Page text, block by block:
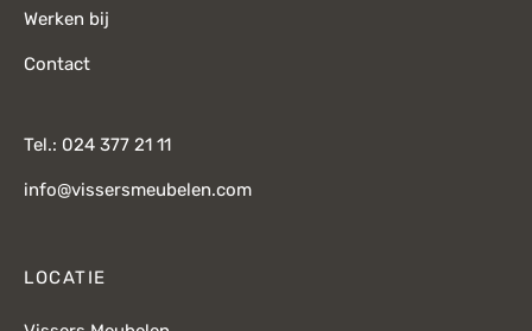
Werken bij
Contact
Tel.: 024 377 21 11
info@vissersmeubelen.com
LOCATIE